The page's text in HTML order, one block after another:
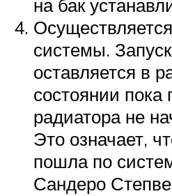
на бак
системы.
оставляется в
состоянии пока
радиатора не
Это означает,
пошла по
Сандеро